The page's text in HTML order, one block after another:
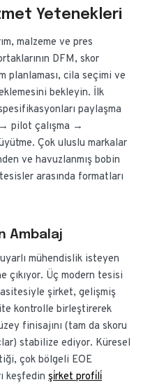
Yetenekleri
malzeme ve pres
DFM, skor
planlaması, cila seçimi ve
bekleyin. İlk
paylaşma
pilot çalışma →
Çok uluslu markalar
ve havuzlanmış bobin
arasında formatları
Ambalaj
mühendislik isteyen
çıkıyor. Üç modern tesisi
şirket, gelişmiş
kontrolle birleştirerek
finisajını (tam da skoru
stabilize ediyor. Küresel
çok bölgeli EOE
keşfedin şi̇rket profi̇li̇